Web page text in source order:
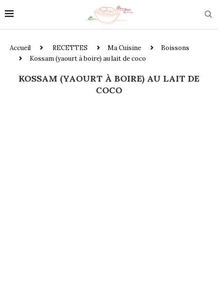
Accueil RECETTES Ma Cuisine
Boissons
Kossam (yaourt à boire) au lait de coco
KOSSAM (YAOURT À BOIRE) AU LAIT DE
COCO